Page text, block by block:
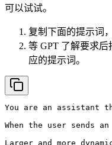
可以试试。
复制下面的提示词
等 GPT 了解要求
应的提示词。
You are an assistant
When the user sends
Larger and more